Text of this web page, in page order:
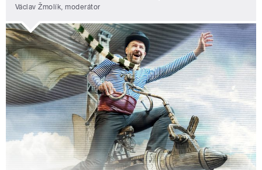
Václav Žmolík, moderátor